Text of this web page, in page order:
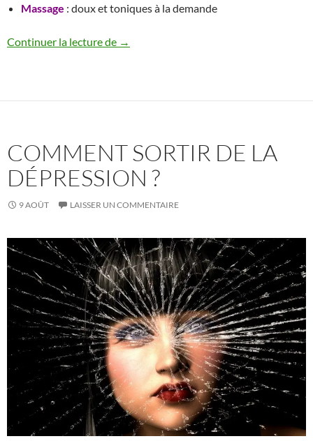
Massage : doux et toniques à la demande
Continuer la lecture de Weekend « Détox » à Moorea 17/18
→
COMMENT SORTIR DE LA
DÉPRESSION ?
9 AOÛT LAISSER UN COMMENTAIRE